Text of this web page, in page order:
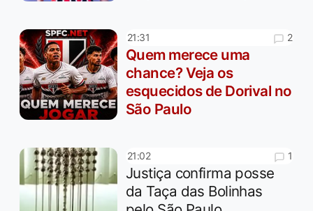
21:31 2
Quem merece uma
chance? Veja os
esquecidos de Dorival no
São Paulo
21:02 1
Justiça confirma posse
da Taça das Bolinhas